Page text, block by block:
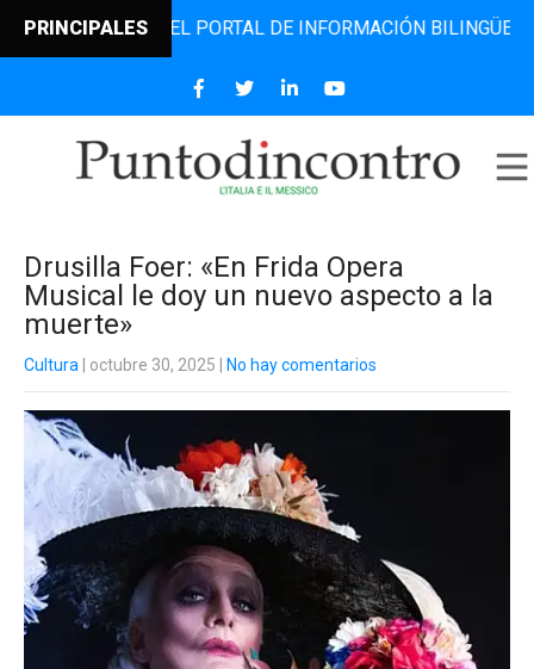
PRINCIPALESEL PORTAL DE INFORMACIÓN BILINGÜE QUE
Drusilla Foer: «En Frida Opera
Musical le doy un nuevo aspecto a la
muerte»
Cultura | octubre 30, 2025 No hay comentarios